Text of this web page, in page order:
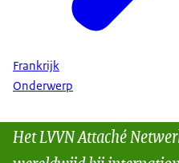
Frankrijk
Onderwerp
Het LVVN Attaché